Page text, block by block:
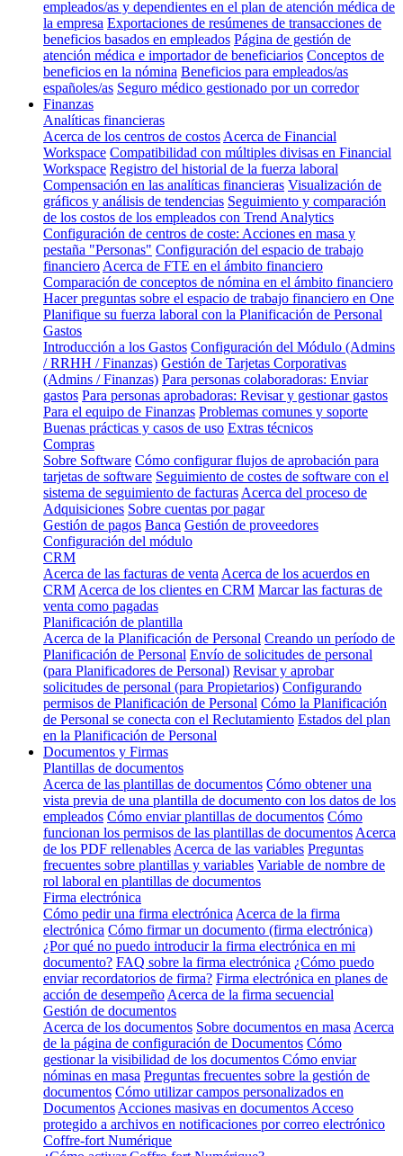
empleados/as y dependientes en el plan de atención médica de
la empresa Exportaciones de resúmenes de transacciones de
beneficios basados en empleados Página de gestión de
atención médica e importador de beneficiarios Conceptos de
beneficios en la nómina Beneficios para empleados/as
españoles/as Seguro médico gestionado por un corredor
Finanzas
Analíticas financieras
Acerca de los centros de costos Acerca de Financial
Workspace Compatibilidad con múltiples divisas en Financial
Workspace Registro del historial de la fuerza laboral
Compensación en las analíticas financieras Visualización de
gráficos y análisis de tendencias Seguimiento y comparación
de los costos de los empleados con Trend Analytics
Configuración de centros de coste: Acciones en masa y
pestaña "Personas" Configuración del espacio de trabajo
financiero Acerca de FTE en el ámbito financiero
Comparación de conceptos de nómina en el ámbito financiero
Hacer preguntas sobre el espacio de trabajo financiero en One
Planifique su fuerza laboral con la Planificación de Personal
Gastos
Introducción a los Gastos Configuración del Módulo (Admins
/ RRHH / Finanzas) Gestión de Tarjetas Corporativas
(Admins / Finanzas) Para personas colaboradoras: Enviar
gastos Para personas aprobadoras: Revisar y gestionar gastos
Para el equipo de Finanzas Problemas comunes y soporte
Buenas prácticas y casos de uso Extras técnicos
Compras
Sobre Software Cómo configurar flujos de aprobación para
tarjetas de software Seguimiento de costes de software con el
sistema de seguimiento de facturas Acerca del proceso de
Adquisiciones Sobre cuentas por pagar
Gestión de pagos Banca Gestión de proveedores
Configuración del módulo
CRM
Acerca de las facturas de venta Acerca de los acuerdos en
CRM Acerca de los clientes en CRM Marcar las facturas de
venta como pagadas
Planificación de plantilla
Acerca de la Planificación de Personal Creando un período de
Planificación de Personal Envío de solicitudes de personal
(para Planificadores de Personal) Revisar y aprobar
solicitudes de personal (para Propietarios) Configurando
permisos de Planificación de Personal Cómo la Planificación
de Personal se conecta con el Reclutamiento Estados del plan
en la Planificación de Personal
Documentos y Firmas
Plantillas de documentos
Acerca de las plantillas de documentos Cómo obtener una
vista previa de una plantilla de documento con los datos de los
empleados Cómo enviar plantillas de documentos Cómo
funcionan los permisos de las plantillas de documentos Acerca
de los PDF rellenables Acerca de las variables Preguntas
frecuentes sobre plantillas y variables Variable de nombre de
rol laboral en plantillas de documentos
Firma electrónica
Cómo pedir una firma electrónica Acerca de la firma
electrónica Cómo firmar un documento (firma electrónica)
¿Por qué no puedo introducir la firma electrónica en mi
documento? FAQ sobre la firma electrónica ¿Cómo puedo
enviar recordatorios de firma? Firma electrónica en planes de
acción de desempeño Acerca de la firma secuencial
Gestión de documentos
Acerca de los documentos Sobre documentos en masa Acerca
de la página de configuración de Documentos Cómo
gestionar la visibilidad de los documentos Cómo enviar
nóminas en masa Preguntas frecuentes sobre la gestión de
documentos Cómo utilizar campos personalizados en
Documentos Acciones masivas en documentos Acceso
protegido a archivos en notificaciones por correo electrónico
Coffre-fort Numérique